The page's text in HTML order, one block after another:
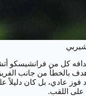
كل من فرانشيسكو
هدف بالخطأ من جانب
فوز عادي، بل كان دليلاً
على اللقب.